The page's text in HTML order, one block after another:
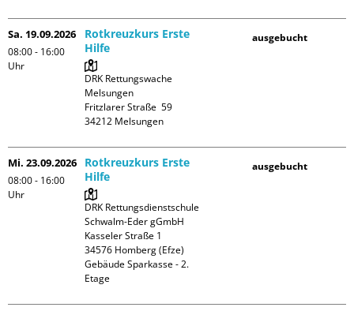
Sa. 19.09.2026
08:00 - 16:00
Uhr
Rotkreuzkurs Erste
Hilfe
DRK Rettungswache
Melsungen
Fritzlarer Straße  59
ausgebucht
Mi. 23.09.2026
08:00 - 16:00
Uhr
Rotkreuzkurs Erste
Hilfe
DRK Rettungsdienstschule
Schwalm-Eder gGmbH
Kasseler Straße 1
34576 Homberg (Efze)
Gebäude Sparkasse - 2.
Etage
ausgebucht